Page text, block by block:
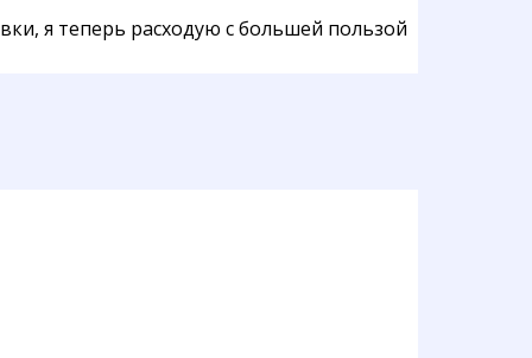
я теперь расходую с большей пользой